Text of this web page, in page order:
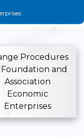
Procedures
and
Association
Economic
Enterprises